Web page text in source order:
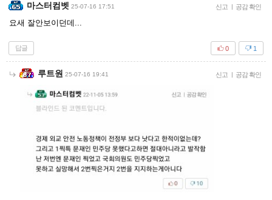
마스터컴벳 25-07-16 17:51 신고 공감 확인
요새 잘안보이던데...
답글 1
0
루트원 25-07-16 19:41 신고 공감 확인